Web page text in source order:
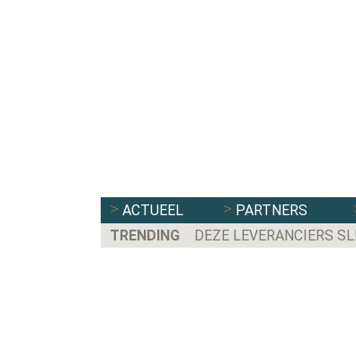
ACTUEEL PARTNERS
TRENDING
DEZE LEVERANCIERS